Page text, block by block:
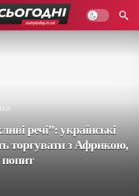
речі”: українські
торгувати з Африкою,